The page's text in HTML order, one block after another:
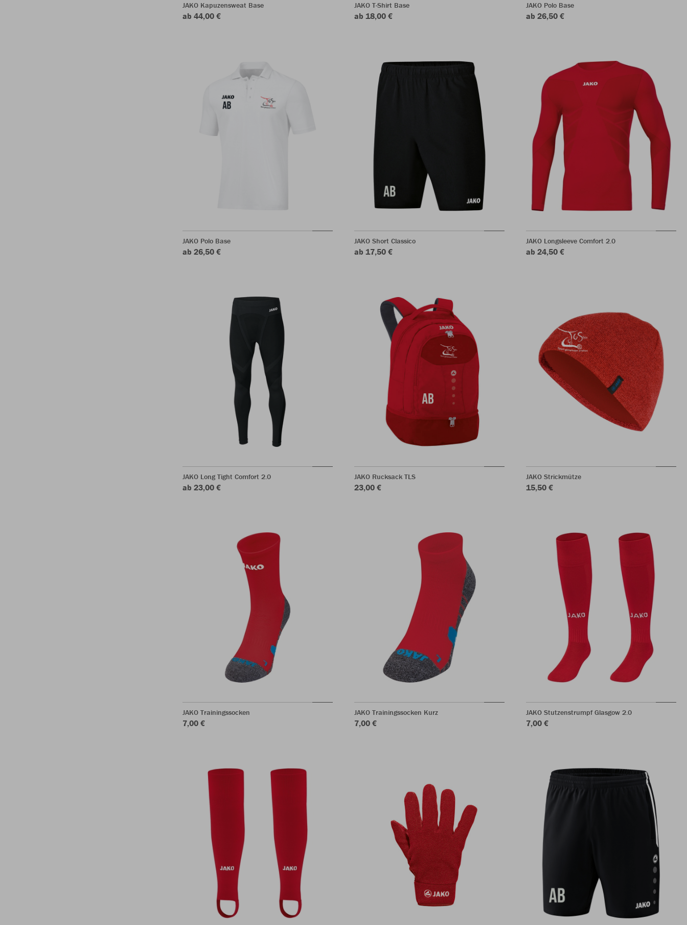
JAKO Kapuzensweat Base
ab 44,00 €
JAKO T-Shirt Base
ab 18,00 €
JAKO Polo Base
ab 26,50 €
JAKO Polo Base
ab 26,50 €
JAKO Short Classico
ab 17,50 €
JAKO Longsleeve Comfort 2.0
ab 24,50 €
JAKO Long Tight Comfort 2.0
ab 23,00 €
JAKO Rucksack TLS
23,00 €
JAKO Strickmütze
15,50 €
JAKO Trainingssocken
7,00 €
JAKO Trainingssocken Kurz
7,00 €
JAKO Stutzenstrumpf Glasgow 2.0
7,00 €